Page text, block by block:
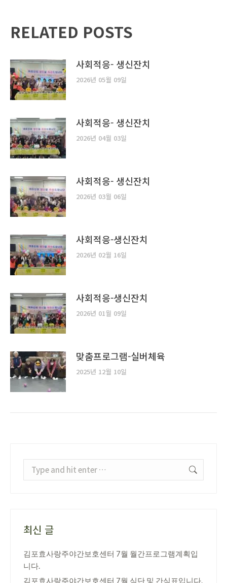
RELATED POSTS
사회적응- 생신잔치
2026년 05월 09일
사회적응- 생신잔치
2026년 04월 03일
사회적응- 생신잔치
2026년 03월 06일
사회적응-생신잔치
2026년 02월 16일
사회적응-생신잔치
2026년 01월 09일
맞춤프로그램-실버체육
2025년 12월 10일
Search:
최신 글
김포효사랑주야간보호센터 7월 월간프로그램계획입
니다.
김포효사랑주야간보호센터 7월 식단 및 간식표입니다.